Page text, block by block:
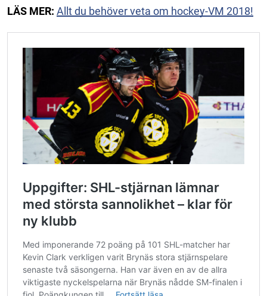
LÄS MER: Allt du behöver veta om hockey-VM 2018!